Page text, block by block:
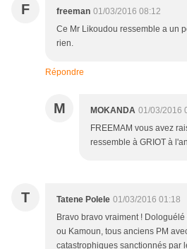
F freeman 01/03/2016 08:12
Ce Mr Likoudou ressemble a un
rien.
Répondre
M MOKANDA 01/03/2016
FREEMAM vous avez
ressemble à GRIOT à
T Tatene Polele 01/03/2016 01:18
Bravo bravo vraiment !
ou Kamoun, tous anciens PM
catastrophiques sanctionnés par